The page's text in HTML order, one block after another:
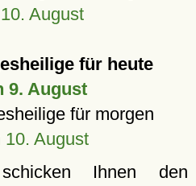
August
für heute
9. August
für morgen
10. August
Ihnen den